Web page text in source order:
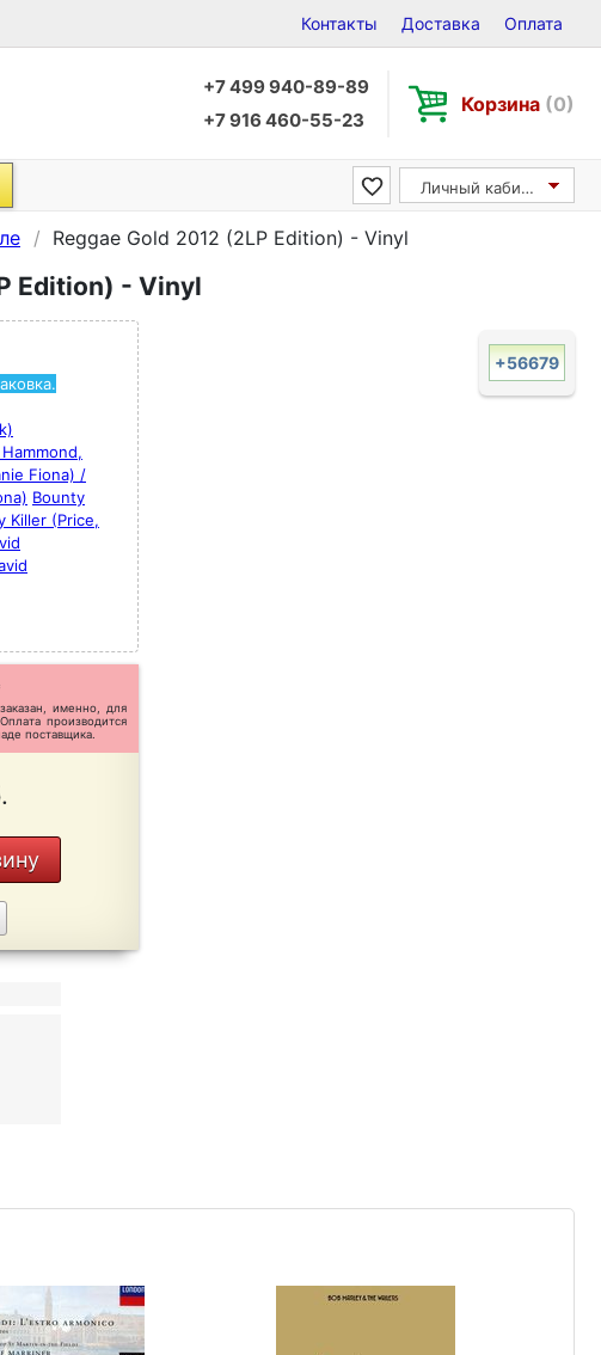
Контакты Доставка Оплата
+7 499 940-89-89
+7 916 460-55-23
Корзина (0)
Личный кабинет
Reggae Gold 2012 (2LP Edition) - Vinyl
Edition) - Vinyl
Fiona) /
Bounty
Killer (Price,
именно, для
производится
поставщика.
+56679